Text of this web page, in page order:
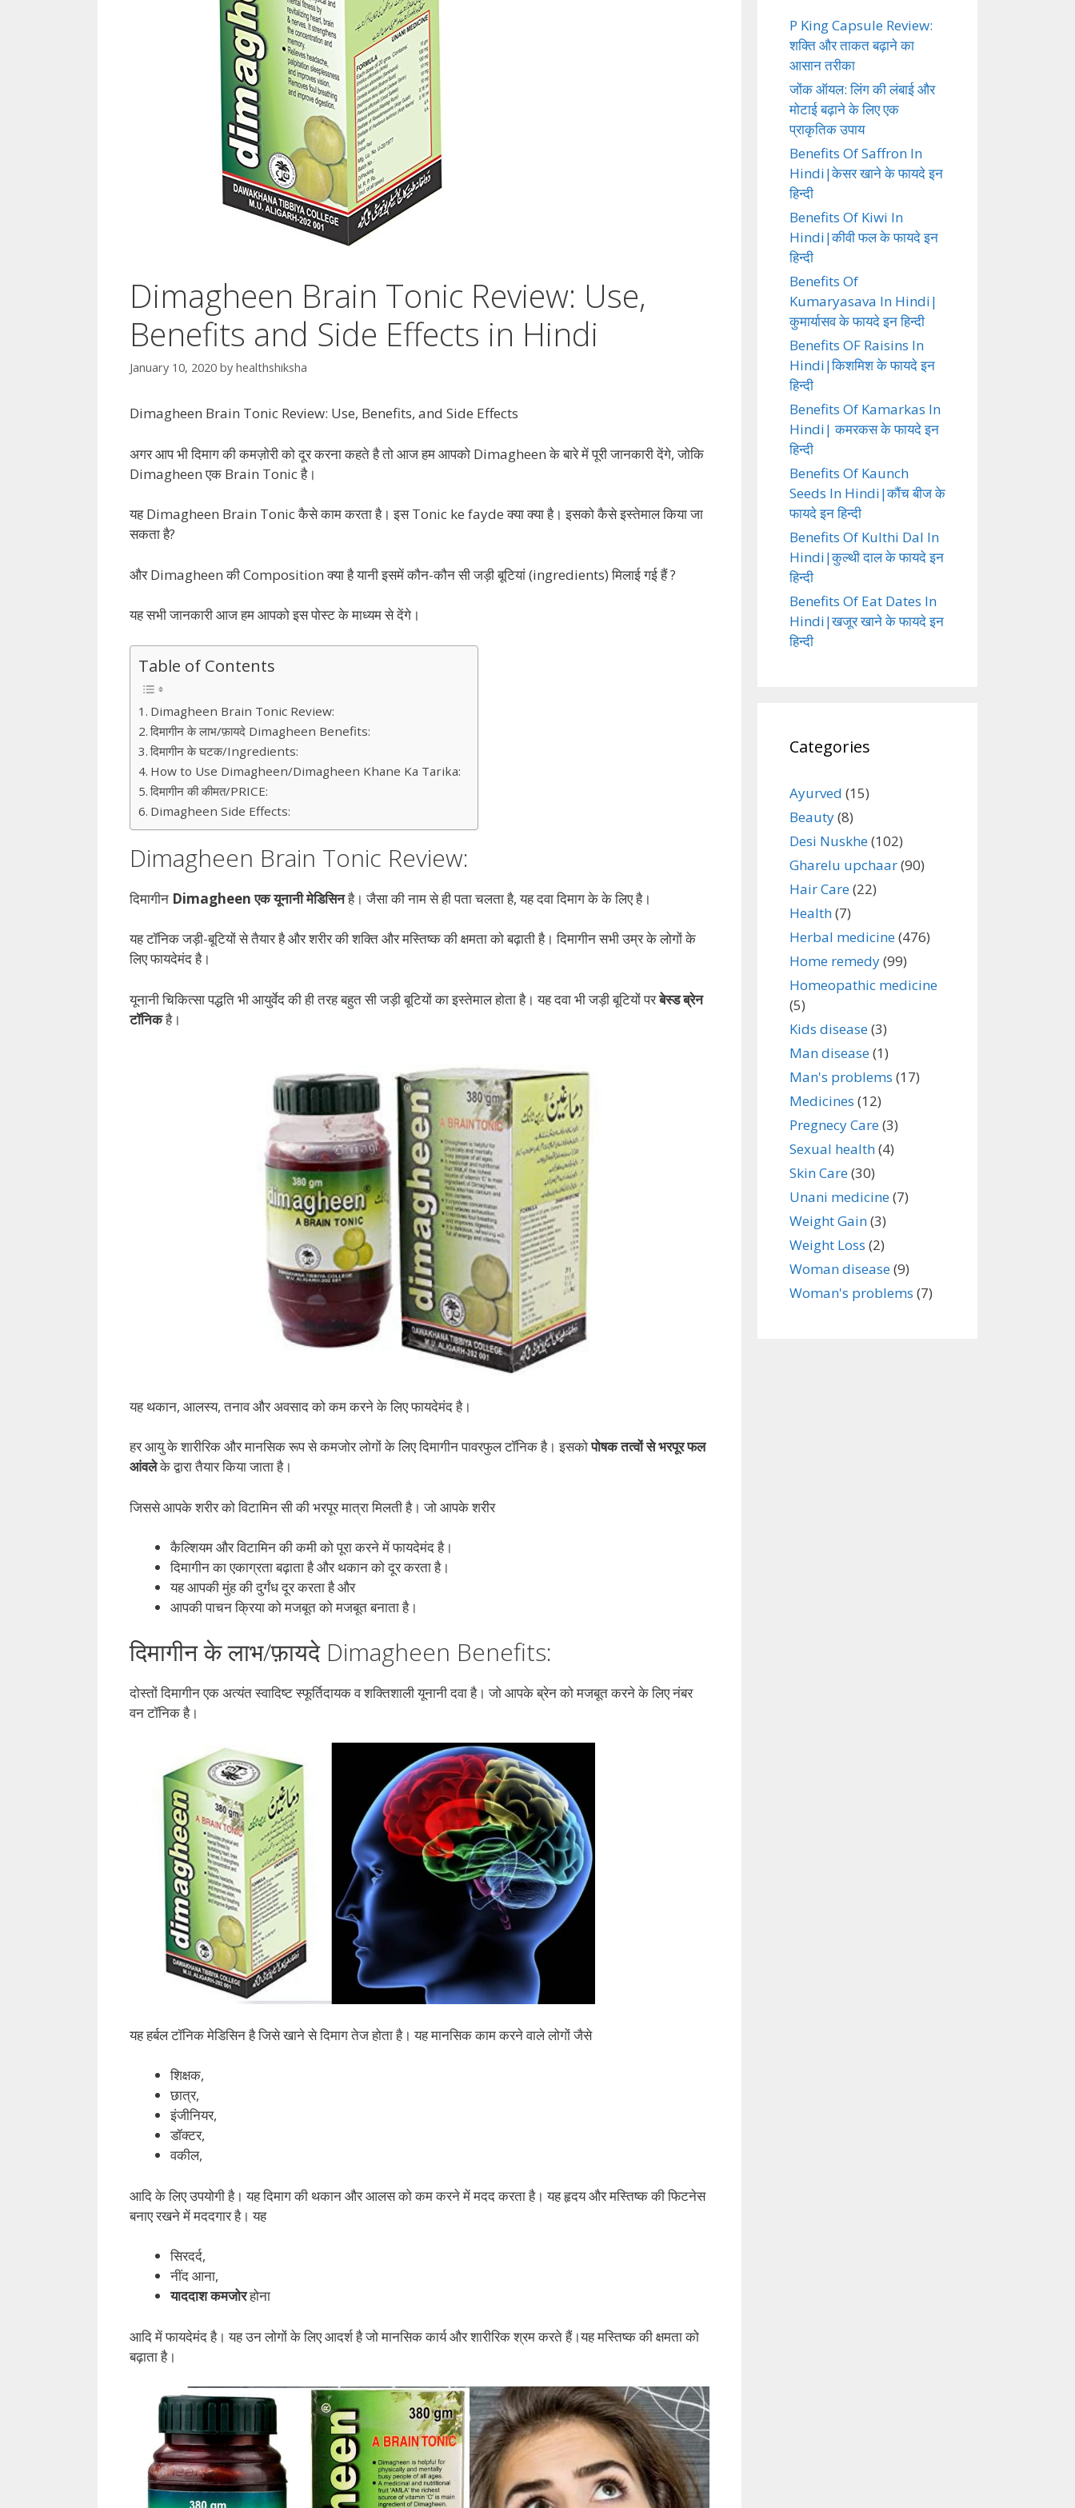
Dimagheen Brain Tonic Review: Use,
Benefits and Side Effects in Hindi
January 10, 2020 by healthshiksha
Dimagheen Brain Tonic Review: Use, Benefits, and Side Effects
अगर आप भी दिमाग की कमज़ोरी को दूर करना कहते है तो आज हम आपको Dimagheen के बारे में पूरी जानकारी देंगे, जोकि
Dimagheen एक Brain Tonic है।
यह Dimagheen Brain Tonic कैसे काम करता है। इस Tonic ke fayde क्या क्या है। इसको कैसे इस्तेमाल किया जा
सकता है?
और Dimagheen की Composition क्या है यानी इसमें कौन-कौन सी जड़ी बूटियां (ingredients) मिलाई गई हैं ?
यह सभी जानकारी आज हम आपको इस पोस्ट के माध्यम से देंगे।
Table of Contents
Dimagheen Brain Tonic Review:
दिमागीन के लाभ/फ़ायदे Dimagheen Benefits:
दिमागीन के घटक/Ingredients:
How to Use Dimagheen/Dimagheen Khane Ka Tarika:
दिमागीन की कीमत/PRICE:
Dimagheen Side Effects:
Dimagheen Brain Tonic Review:
दिमागीन Dimagheen एक यूनानी मेडिसिनहै। जैसा की नाम से ही पता चलता है, यह दवा दिमाग के के लिए है।
यह टॉनिक जड़ी-बूटियों से तैयार है और शरीर की शक्ति और मस्तिष्क की क्षमता को बढ़ाती है। दिमागीन सभी उम्र के लोगों के
लिए फायदेमंद है।
यूनानी चिकित्सा पद्धति भी आयुर्वेद की ही तरह बहुत सी जड़ी बूटियों का इस्तेमाल होता है। यह दवा भी जड़ी बूटियों परबेस्ड ब्रेन
टॉनिकहै।
यह थकान, आलस्य, तनाव और अवसाद को कम करने के लिए फायदेमंद है।
हर आयु के शारीरिक और मानसिक रूप से कमजोर लोगों के लिए दिमागीन पावरफुल टॉनिक है। इसकोपोषक तत्वों से भरपूर फल
आंवलेके द्वारा तैयार किया जाता है।
जिससे आपके शरीर को विटामिन सी की भरपूर मात्रा मिलती है। जो आपके शरीर
कैल्शियम और विटामिन की कमी को पूरा करने में फायदेमंद है।
दिमागीन का एकाग्रता बढ़ाता है और थकान को दूर करता है।
यह आपकी मुंह की दुर्गंध दूर करता है और
आपकी पाचन क्रिया को मजबूत को मजबूत बनाता है।
दिमागीन के लाभ/फ़ायदे Dimagheen Benefits:
दोस्तों दिमागीन एक अत्यंत स्वादिष्ट स्फूर्तिदायक व शक्तिशाली यूनानी दवा है। जो आपके ब्रेन को मजबूत करने के लिए नंबर
वन टॉनिक है।
यह हर्बल टॉनिक मेडिसिन है जिसे खाने से दिमाग तेज होता है। यह मानसिक काम करने वाले लोगों जैसे
शिक्षक,
छात्र,
इंजीनियर,
डॉक्टर,
वकील,
आदि के लिए उपयोगी है। यह दिमाग की थकान और आलस को कम करने में मदद करता है। यह हृदय और मस्तिष्क की फिटनेस
बनाए रखने में मददगार है। यह
सिरदर्द,
नींद आना,
याददाश कमजोरहोना
आदि में फायदेमंद है। यह उन लोगों के लिए आदर्श है जो मानसिक कार्य और शारीरिक श्रम करते हैं।यह मस्तिष्क की क्षमता को
बढ़ाता है।
P King Capsule Review:
शक्ति और ताकत बढ़ाने का
आसान तरीका
जोंक ऑयल: लिंग की लंबाई और
मोटाई बढ़ाने के लिए एक
प्राकृतिक उपाय
Benefits Of Saffron In
Hindi|केसर खाने के फायदे इन
हिन्दी
Benefits Of Kiwi In
Hindi|कीवी फल के फायदे इन
हिन्दी
Benefits Of
Kumaryasava In Hindi|
कुमार्यासव के फायदे इन हिन्दी
Benefits OF Raisins In
Hindi|किशमिश के फायदे इन
हिन्दी
Benefits Of Kamarkas In
Hindi| कमरकस के फायदे इन
हिन्दी
Benefits Of Kaunch
Seeds In Hindi|कौंच बीज के
फायदे इन हिन्दी
Benefits Of Kulthi Dal In
Hindi|कुल्थी दाल के फायदे इन
हिन्दी
Benefits Of Eat Dates In
Hindi|खजूर खाने के फायदे इन
हिन्दी
Categories
Ayurved (15)
Beauty(8)
Desi Nuskhe(102)
Gharelu upchaar(90)
Hair Care(22)
Health(7)
Herbal medicine(476)
Home remedy(99)
Homeopathic medicine
(5)
Kids disease(3)
Man disease(1)
Man's problems (17)
Medicines (12)
Pregnecy Care(3)
Sexual health(4)
Skin Care(30)
Unani medicine(7)
Weight Gain(3)
Weight Loss (2)
Woman disease(9)
Woman's problems (7)